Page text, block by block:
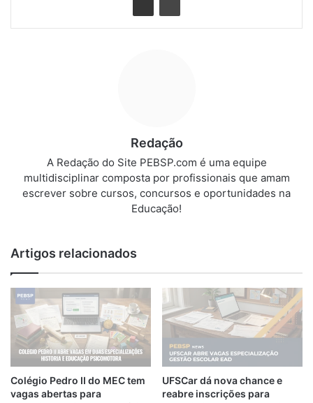
Redação
A Redação do Site PEBSP.com é uma equipe
multidisciplinar composta por profissionais que amam
escrever sobre cursos, concursos e oportunidades na
Educação!
Artigos relacionados
Colégio Pedro II do MEC tem
vagas abertas para
UFSCar dá nova chance e
reabre inscrições para